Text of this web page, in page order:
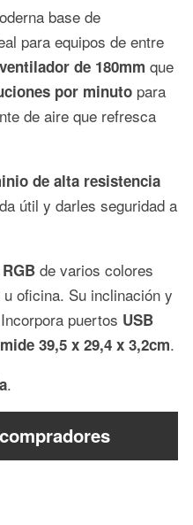
base de
para equipos de entre
ventilador de 180mm que
por minuto para
de aire que refresca
de alta resistencia
útil y darles seguridad a
de varios colores
oficina. Su inclinación y
puertos USB
mide 39,5 x 29,4 x 3,2cm.
.